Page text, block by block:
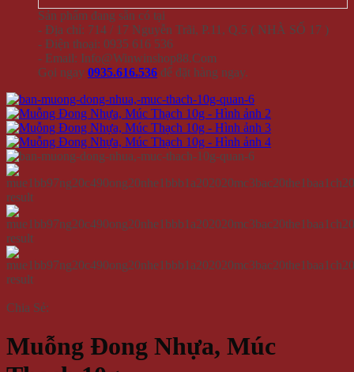
Sản phẩm đang sẵn có tại
- Địa chỉ: 714 / 17 Nguyễn Trãi, P.11, Q.5 ( NHÀ SỐ 17 )
- Điện thoại: 0935 616 536
- Email: Info@Winwinshop88.Com
Gọi ngay 0935.616.536 để đặt hàng ngay.
Chia Sẻ:
Muỗng Đong Nhựa, Múc